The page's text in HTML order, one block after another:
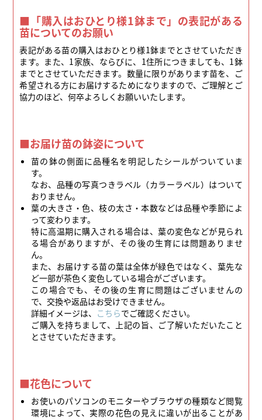
■「購入はおひとり様1鉢まで」の表記がある
苗についてのお願い
表記がある苗の購入はおひとり様1鉢までとさせていただき
ます。また、1家族、ならびに、1住所につきましても、1鉢
までとさせていただきます。数量に限りがあります苗を、ご
希望される方にお届けするためになりますので、ご理解とご
協力のほど、何卒よろしくお願いいたします。
■お届け苗の鉢姿について
苗の鉢の側面に品種名を明記したシールがついていま
す。
なお、品種の写真つきラベル（カラーラベル）はついて
おりません。
葉の大きさ・色、枝の太さ・本数などは品種や季節によ
って変わります。
特に高温期に購入される場合は、葉の変色などが見られ
る場合がありますが、その後の生育には問題ありませ
ん。
また、お届けする苗の葉は全体が緑色ではなく、葉先な
ど一部が茶色く変色している場合がございます。
この場合でも、その後の生育に問題はございませんの
で、交換や返品はお受けできません。
詳細イメージは、 こちらでご確認ください。
ご購入を持ちまして、上記の旨、ご了解いただいたこと
とさせていただきます。
■花色について
お使いのパソコンのモニターやブラウザの種類など閲覧
環境によって、実際の花色の見えに違いが出ることがあ